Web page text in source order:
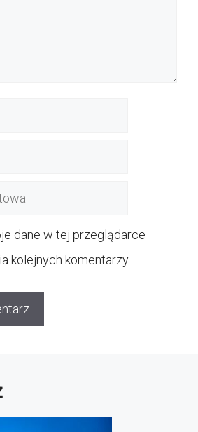
dane w tej przeglądarce
kolejnych komentarzy.